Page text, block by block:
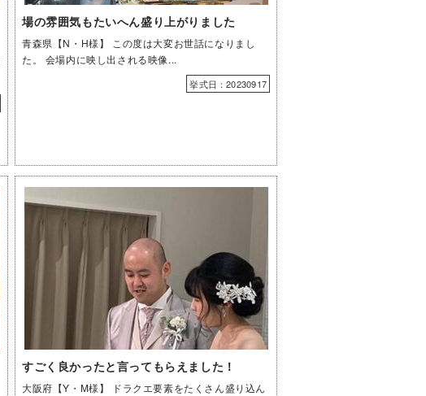
場の雰囲気もたいへん盛り上がりました
青森県【N・H様】 この度は大変お世話になりまし
た。 会場内に映し出される映像...
挙式日：20230917
すごく良かったと言ってもらえました！
大阪府【Y・M様】 ドラクエ要素をたくさん盛り込ん